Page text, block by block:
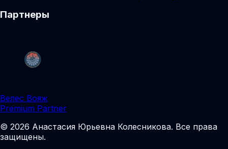
Партнеры
Велес Вояж
Premium Partner
© 2026 Анастасия Юрьевна Колесникова. Все права
защищены.